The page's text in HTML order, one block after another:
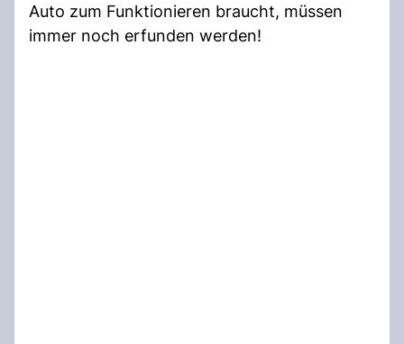
Auto zum Funktionieren braucht, müssen
immer noch erfunden werden!